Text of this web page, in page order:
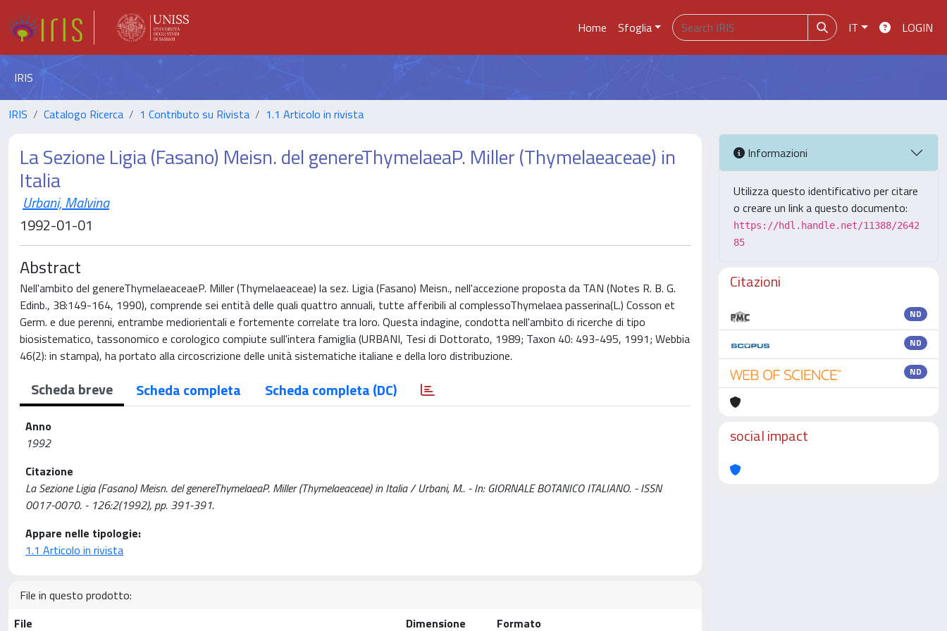
Home Sfoglia IT LOGIN
IRIS
IRIS Catalogo Ricerca 1 Contributo su Rivista 1.1 Articolo in rivista
La Sezione Ligia (Fasano) Meisn. del genereThymelaeaP. Miller (Thymelaeaceae) in
Italia
Urbani, Malvina
1992-01-01
Abstract
Nell'ambito del genereThymelaeaceaeP. Miller (Thymelaeaceae) la sez. Ligia (Fasano) Meisn., nell'accezione proposta da TAN (Notes R. B. G.
Edinb., 38:149-164, 1990), comprende sei entità delle quali quattro annuali, tutte afferibili al complessoThymelaea passerina(L.) Cosson et
Germ. e due perenni, entrambe mediorientali e fortemente correlate tra loro. Questa indagine, condotta nell'ambito di ricerche di tipo
biosistematico, tassonomico e corologico compiute sull'intera famiglia (URBANI, Tesi di Dottorato, 1989; Taxon 40: 493-495, 1991; Webbia
46(2): in stampa), ha portato alla circoscrizione delle unità sistematiche italiane e della loro distribuzione.
Scheda breve Scheda completa Scheda completa (DC)
Anno
1992
Citazione
La Sezione Ligia (Fasano) Meisn. del genereThymelaeaP. Miller (Thymelaeaceae) in Italia / Urbani, M.. - In: GIORNALE BOTANICO ITALIANO. - ISSN
0017-0070. - 126:2(1992), pp. 391-391.
Appare nelle tipologie:
1.1 Articolo in rivista
File in questo prodotto:
File
Dimensione Formato
Informazioni
Utilizza questo identificativo per citare
o creare un link a questo documento:
https://hdl.handle.net/11388/2642
85
Citazioni
ND
ND
ND
social impact